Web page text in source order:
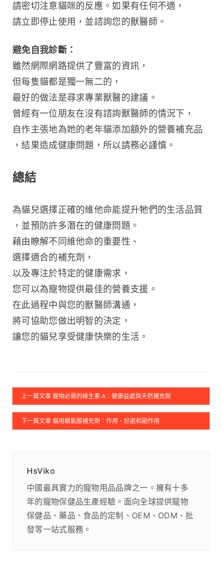
請密切注意貓咪的反應。如果有任何不適，
請立即停止使用，並諮詢您的獸醫師。
避免自我診斷：
雖然網際網路提供了豐富的資訊，
但每隻貓都是獨一無二的，
最好的做法是尋求專業獸醫的建議。
曾經有一位朋友在沒有諮詢獸醫師的情況下，
自作主張地為她的老年貓添加額外的營養補充品
，結果造成健康問題，所以請務必謹慎。
總結
為貓兒選擇正確的維他命能提升牠們的生活品質
，並預防許多潛在的健康問題。
藉由瞭解不同維他命的重要性、
選擇適合的補充劑，
以及專注於特定的健康需求，
您可以為寵物提供最佳的營養支援。
在此過程中與您的獸醫師溝通，
將可協助您做出明智的決定，
讓您的貓兒享受健康快樂的生活。
上一篇文章 寵物必需的維生素 A：健康益處與天然補充劑
下一篇文章 貓用賴氨酸補充劑：作用、好處和副作用
HsViko
中國最具實力的寵物用品品牌之一。擁有十多
年的寵物保健品生產經驗。面向全球提供寵物
保健品、藥品、食品的定制、OEM、ODM、批
發等一站式服務。